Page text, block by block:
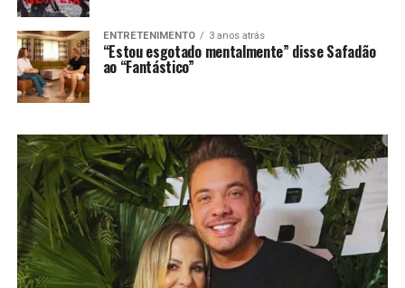
ENTRETENIMENTO 3 anos atrás
“Estou esgotado mentalmente” disse Safadão
ao “Fantástico”